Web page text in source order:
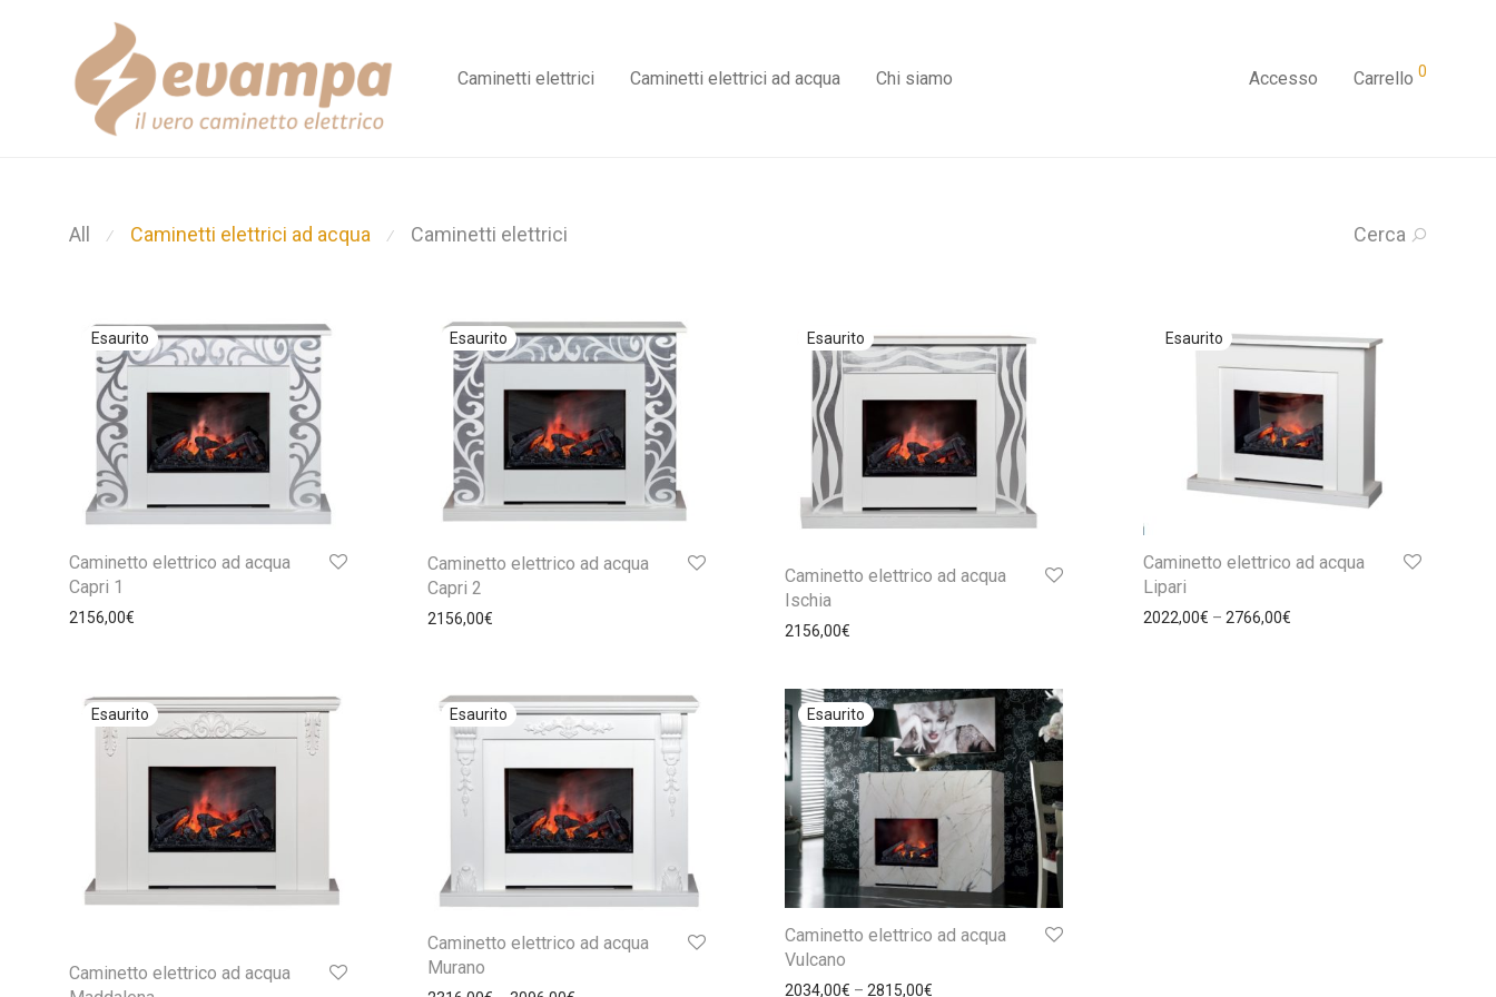
Caminetti elettrici Caminetti elettrici ad acqua Chi siamo Accesso Carrello 0
Cerca
All ⁄ Caminetti elettrici ad acqua ⁄ Caminetti elettrici
Caminetto elettrico ad acqua
Capri 1
2156,00€
Caminetto elettrico ad acqua
Capri 2
2156,00€
Caminetto elettrico ad acqua
Ischia
2156,00€
Caminetto elettrico ad acqua
Lipari
2022,00€ – 2766,00€
Caminetto elettrico ad acqua
Caminetto elettrico ad acqua
Murano
Caminetto elettrico ad acqua
Vulcano
2034,00€ –2815,00€